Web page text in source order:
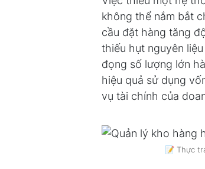
không thể nắm bắt
cầu đặt hàng tăng
thiếu hụt nguyên
đọng số lượng lớn
hiệu quả sử dụng
vụ tài chính của
📝 Thực